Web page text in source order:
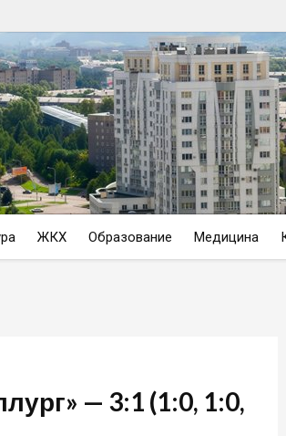
ЖКХ Образование Медицина
— 3:1 (1:0, 1:0,